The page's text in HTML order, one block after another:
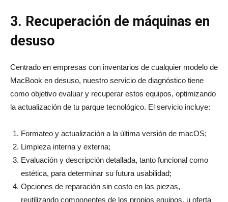
3. Recuperación de máquinas en
desuso
Centrado en empresas con inventarios de cualquier modelo de
MacBook en desuso, nuestro servicio de diagnóstico tiene
como objetivo evaluar y recuperar estos equipos, optimizando
la actualización de tu parque tecnológico. El servicio incluye:
Formateo y actualización a la última versión de macOS;
Limpieza interna y externa;
Evaluación y descripción detallada, tanto funcional como
estética, para determinar su futura usabilidad;
Opciones de reparación sin costo en las piezas,
reutilizando componentes de los propios equipos, u oferta